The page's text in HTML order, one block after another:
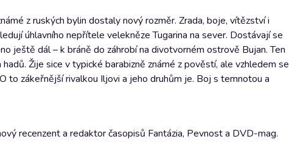
z ruských bylin dostaly nový rozměr. Zrada, boje, vítězství i
úhlavního nepřítele velekněze Tugarina na sever. Dostávají se
ještě dál – k bráně do záhrobí na divotvorném ostrově Bujan. Ten
Žije sice v typické barabizně známé z pověstí, ale vzhledem se
to zákeřnější rivalkou Iljovi a jeho druhům je. Boj s temnotou a
recenzent a redaktor časopisů Fantázia, Pevnost a DVD-mag.